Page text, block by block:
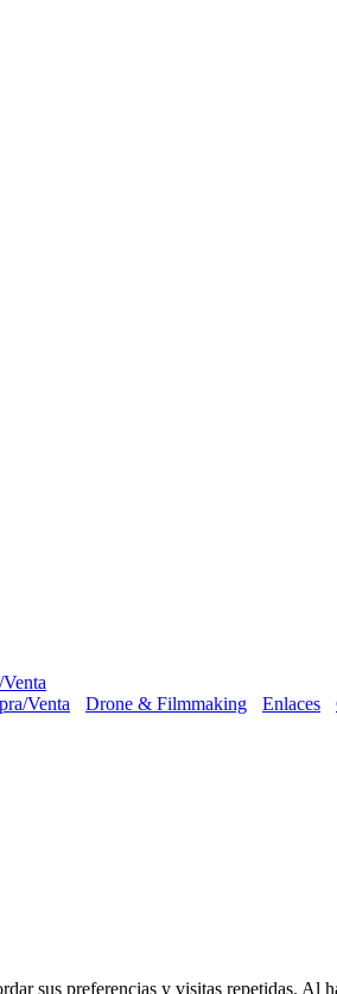
Venta
Drone & Filmmaking Enlaces
sus preferencias y visitas repetidas.